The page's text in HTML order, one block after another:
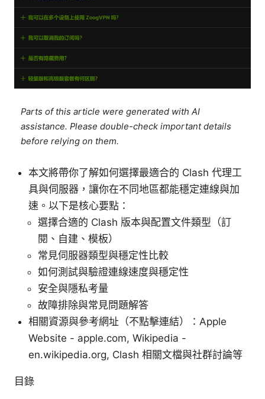
Parts of this article were generated with AI
assistance. Please double-check important details
before relying on them.
本文將帶你了解如何選擇最適合的 Clash 代理工
具與伺服器，讓你在不同地區都能穩定連線與加
速。以下是核心要點：
選擇合適的 Clash 版本與配置文件類型（訂
閱、自建、模板）
常見伺服器類型與穩定性比較
如何測試與驗證連線速度與穩定性
安全與隱私考量
故障排除與常見問題解答
相關資源與參考網址（不點擊連結）：Apple
Website - apple.com, Wikipedia -
en.wikipedia.org, Clash 相關文檔與社群討論等
目錄